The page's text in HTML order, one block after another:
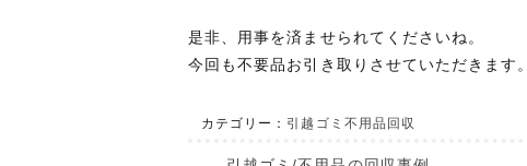
是非、用事を済ませられてくださいね。
今回も不要品お引き取りさせていただきます。
カテゴリー： 引越ゴミ不用品回収